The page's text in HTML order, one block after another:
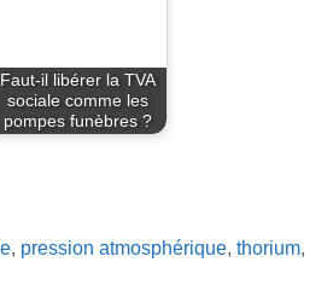
Faut-il libérer la TVA
sociale comme les
pompes funèbres ?
, pression atmosphérique, thorium,